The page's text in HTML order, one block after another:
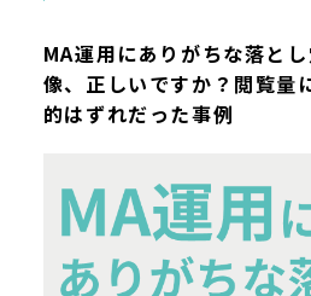
MA運用にありがちな落と
像、正しいですか？閲覧量
的はずれだった事例